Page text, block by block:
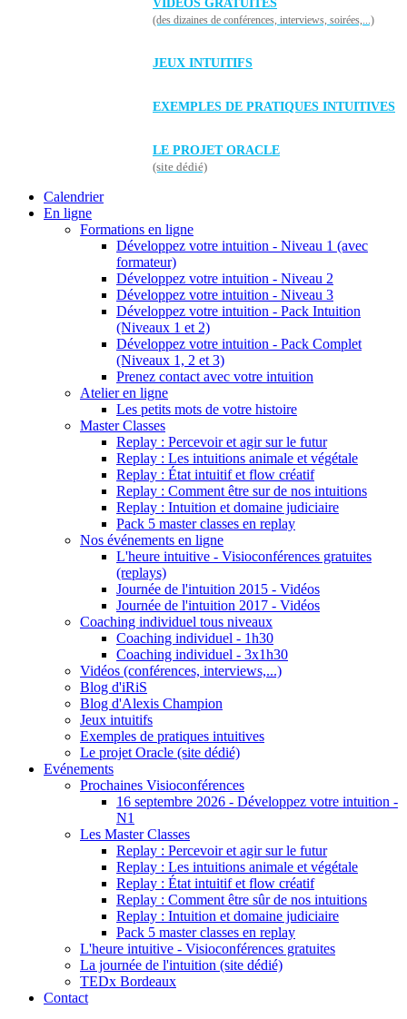
VIDÉOS GRATUITES
(des dizaines de conférences, interviews, soirées,...)
JEUX INTUITIFS
EXEMPLES DE PRATIQUES INTUITIVES
LE PROJET ORACLE
(site dédié)
Calendrier
En ligne
Formations en ligne
Développez votre intuition - Niveau 1 (avec
formateur)
Développez votre intuition - Niveau 2
Développez votre intuition - Niveau 3
Développez votre intuition - Pack Intuition
(Niveaux 1 et 2)
Développez votre intuition - Pack Complet
(Niveaux 1, 2 et 3)
Prenez contact avec votre intuition
Atelier en ligne
Les petits mots de votre histoire
Master Classes
Replay : Percevoir et agir sur le futur
Replay : Les intuitions animale et végétale
Replay : État intuitif et flow créatif
Replay : Comment être sur de nos intuitions
Replay : Intuition et domaine judiciaire
Pack 5 master classes en replay
Nos événements en ligne
L'heure intuitive - Visioconférences gratuites
(replays)
Journée de l'intuition 2015 - Vidéos
Journée de l'intuition 2017 - Vidéos
Coaching individuel tous niveaux
Coaching individuel - 1h30
Coaching individuel - 3x1h30
Vidéos (conférences, interviews,...)
Blog d'iRiS
Blog d'Alexis Champion
Jeux intuitifs
Exemples de pratiques intuitives
Le projet Oracle (site dédié)
Evénements
Prochaines Visioconférences
16 septembre 2026 - Développez votre intuition -
N1
Les Master Classes
Replay : Percevoir et agir sur le futur
Replay : Les intuitions animale et végétale
Replay : État intuitif et flow créatif
Replay : Comment être sûr de nos intuitions
Replay : Intuition et domaine judiciaire
Pack 5 master classes en replay
L'heure intuitive - Visioconférences gratuites
La journée de l'intuition (site dédié)
TEDx Bordeaux
Contact